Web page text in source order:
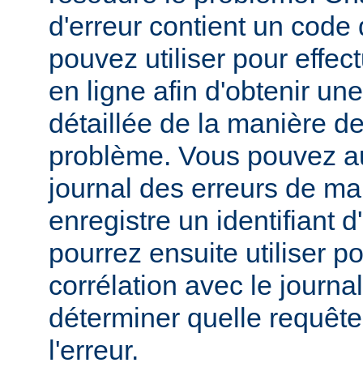
d'erreur contient un code
pouvez utiliser pour
en ligne afin d'obtenir
détaillée de la manière
problème. Vous pouvez
journal des erreurs de
enregistre un identifiant
pourrez ensuite utiliser
corrélation avec le
déterminer quelle
l'erreur.